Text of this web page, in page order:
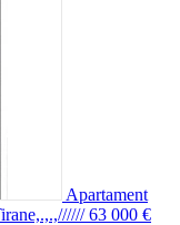
Apartament
63 000 €